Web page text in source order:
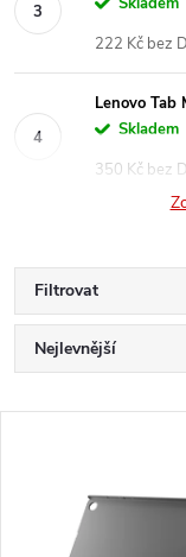
222 Kč bez
Lenovo Tab
Skladem
350 Kč bez
Filtrovat
Ř
a
Nejlevnější
Abecedně